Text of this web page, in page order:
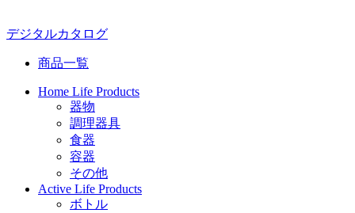
デジタルカタログ
商品一覧
Home Life Products
器物
調理器具
食器
容器
その他
Active Life Products
ボトル